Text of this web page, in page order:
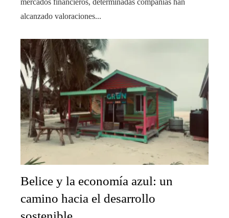
mercados financieros, determinadas compañías han
alcanzado valoraciones...
Belice y la economía azul: un
camino hacia el desarrollo